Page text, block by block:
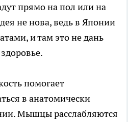
прямо на пол или на
не нова, ведь в Японии
и там это не дань
помогает
в анатомически
Мышцы расслабляются